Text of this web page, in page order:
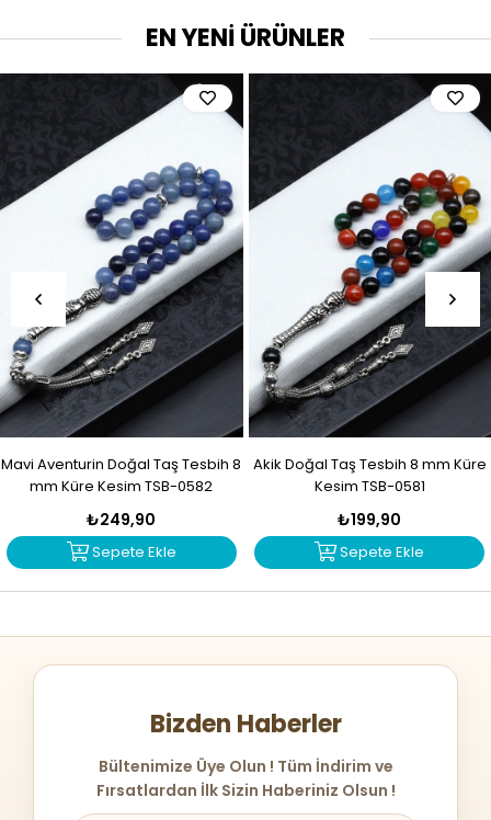
EN YENİ ÜRÜNLER
Mavi Aventurin Doğal Taş Tesbih 8
mm Küre Kesim TSB-0582
₺249,90
Sepete Ekle
Akik Doğal Taş Tesbih 8 mm Küre
Kesim TSB-0581
₺199,90
Sepete Ekle
Bizden Haberler
Bültenimize Üye Olun ! Tüm İndirim ve
Fırsatlardan İlk Sizin Haberiniz Olsun !